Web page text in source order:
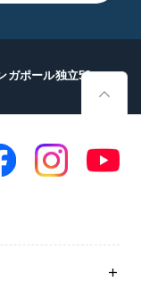
シンガポール独立58周年式典 SGS（シンガポール創価学会）が政府の要請で出演